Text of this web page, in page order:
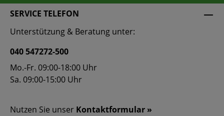
SERVICE TELEFON
Unterstützung & Beratung unter:
040 547272-500
Mo.-Fr. 09:00-18:00 Uhr
Sa. 09:00-15:00 Uhr
Nutzen Sie unser Kontaktformular »